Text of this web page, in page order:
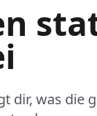
dir, was die